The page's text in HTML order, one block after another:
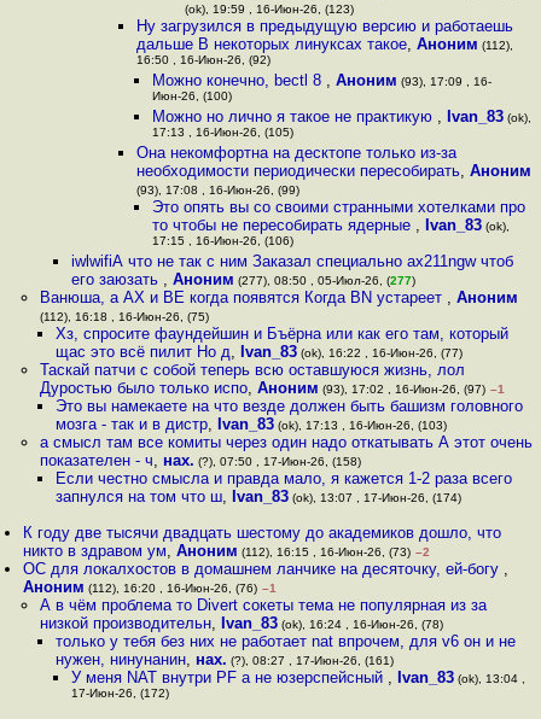
(ok), 19:59 , 16-Июн-26, (123)
Ну загрузился в предыдущую версию и работаешь
дальше В некоторых линуксах такое, Аноним (112),
16:50 , 16-Июн-26, (92)
Можно конечно, bectl 8 , Аноним (93), 17:09 , 16-
Июн-26, (100)
Можно но лично я такое не практикую , Ivan_83(ok),
17:13 , 16-Июн-26, (105)
Она некомфортна на десктопе только из-за
необходимости периодически пересобирать, Аноним
(93), 17:08 , 16-Июн-26, (99)
Это опять вы со своими странными хотелками про
то чтобы не пересобирать ядерные , Ivan_83(ok),
17:15 , 16-Июн-26, (106)
iwlwifiА что не так с ним Заказал специально ax211ngw чтоб
его заюзать ,Аноним (277), 08:50 , 05-Июл-26, (277)
Ванюша, а AX и BE когда появятся Когда BN устареет , Аноним
(112), 16:18 , 16-Июн-26, (75)
Хз, спросите фаундейшин и Бъёрна или как его там, который
щас это всё пилит Но д, Ivan_83(ok), 16:22 , 16-Июн-26, (77)
Таскай патчи с собой теперь всю оставшуюся жизнь, лол
Дуростью было только испо, Аноним (93), 17:02 , 16-Июн-26, (97) –1
Это вы намекаете на что везде должен быть башизм головного
мозга - так и в дистр, Ivan_83(ok), 17:13 , 16-Июн-26, (103)
а смысл там все комиты через один надо откатывать А этот очень
показателен - ч, нах. (?), 07:50 , 17-Июн-26, (158)
Если честно смысла и правда мало, я кажется 1-2 раза всего
запнулся на том что ш, Ivan_83(ok), 13:07 , 17-Июн-26, (174)
К году две тысячи двадцать шестому до академиков дошло, что
никто в здравом ум,Аноним (112), 16:15 , 16-Июн-26, (73) –2
ОС для локалхостов в домашнем ланчике на десяточку, ей-богу ,
Аноним (112), 16:20 , 16-Июн-26, (76) –1
А в чём проблема то Divert сокеты тема не популярная из за
низкой производительн, Ivan_83(ok), 16:24 , 16-Июн-26, (78)
только у тебя без них не работает nat впрочем, для v6 он и не
нужен, нинунанин, нах. (?), 08:27 , 17-Июн-26, (161)
У меня NAT внутри PF а не юзерспейсный , Ivan_83 (ok), 13:04 ,
17-Июн-26, (172)